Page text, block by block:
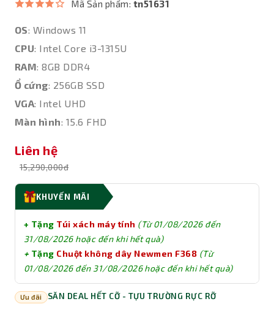
Mã Sản phẩm: tn51631
OS: Windows 11
CPU: Intel Core i3-1315U
RAM: 8GB DDR4
Ổ cứng: 256GB SSD
VGA: Intel UHD
Màn hình: 15.6 FHD
Liên hệ
15,290,000đ
KHUYẾN MÃI
+ Tặng Túi xách máy tính (Từ01/08/2026 đến
31/08/2026 hoặc đến khi hết quà)
+ Tặng Chuột không dây Newmen F368 (Từ
01/08/2026 đến 31/08/2026hoặc đến khi hết quà)
Ưu đãi SĂN DEAL HẾT CỠ - TỰU TRƯỜNG RỰC RỠ